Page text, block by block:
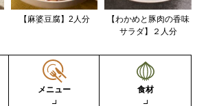
【麻婆豆腐】2人分
【わかめと豚肉の香味
サラダ】２人分
メニュー 食材